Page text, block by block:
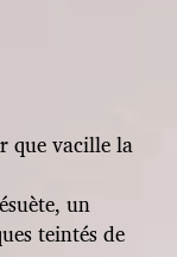
que vacille la
un
teintés de